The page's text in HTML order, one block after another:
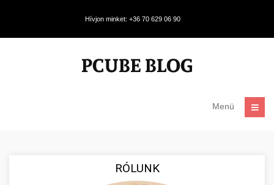
Hívjon minket: +36 70 629 06 90
Menü
RÓLUNK